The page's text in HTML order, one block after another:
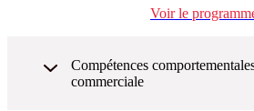
Voir le
Compétences
commerciale